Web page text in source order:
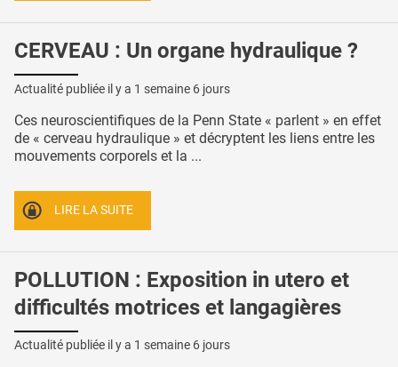
CERVEAU : Un organe hydraulique ?
Actualité publiée il y a 1 semaine 6 jours
Ces neuroscientifiques de la Penn State « parlent » en effet
de « cerveau hydraulique » et décryptent les liens entre les
mouvements corporels et la ...
LIRE LA SUITE
POLLUTION : Exposition in utero et
difficultés motrices et langagières
Actualité publiée il y a 1 semaine 6 jours